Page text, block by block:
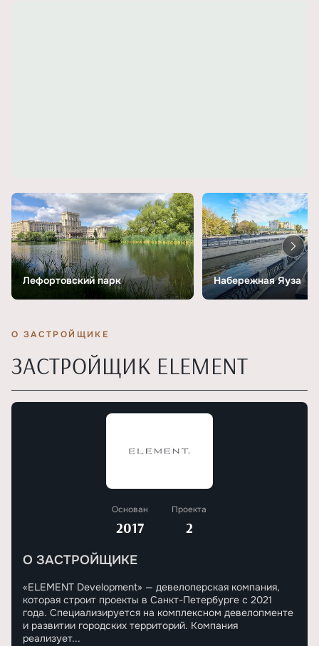
Лефортовский парк Набережная Яуза
О ЗАСТРОЙЩИКЕ
ЗАСТРОЙЩИК ELEMENT
Основан
2017
Проекта
2
О ЗАСТРОЙЩИКЕ
«ELEMENT Development» — девелоперская компания,
которая строит проекты в Санкт-Петербурге с 2021
года. Специализируется на комплексном девелопменте
и развитии городских территорий. Компания
реализует...